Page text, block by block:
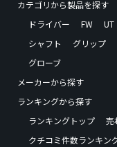
カテゴリから製品を探す
ドライバー
FW UT
シャフト
グリップ
グローブ
メーカーから探す
ランキングから探す
ランキングトップ
売
クチコミ件数ランキン